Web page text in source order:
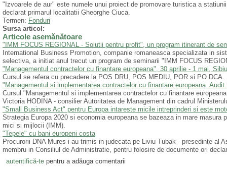
"Izvoarele de aur" este numele unui proiect de promovare turistica a
declarat primarul localitatii Gheorghe Ciuca.
Termen: Fonduri
Sursa articol:
Articole asemănătoare
"IMM FOCUS REGIONAL - Solutii pentru profit", un program itinerant de
International Business Promotion, companie romaneasca specializata in
selectiva, a initiat anul trecut un program de seminarii "IMM FOCUS
"Managementul contractelor cu finantare europeana", 30 aprilie - 1 mai, Sibiu
Cursul se refera cu precadere la POS DRU, POS MEDIU, POR si PO DCA.
"Managementul si implementarea contractelor cu finantare europeana.
Cursul "Managementul si implementarea contractelor cu finantare
Victoria HODINA - consilier Autoritatea de Management din cadrul
"Small Business Act" pentru Europa intareste micile intreprinderi si este
Strategia Europa 2020 si economia europeana se bazeaza in mare masura
mici si mijlocii (IMM).
"Tepele" cu bani europeni costa
Procurorii DNA Mures i-au trimis in judecata pe Liviu Tubak - presedinte al
membru in Consiliul de Administratie, pentru folosire de documente ori
autentifică-tepentru a adăuga comentarii